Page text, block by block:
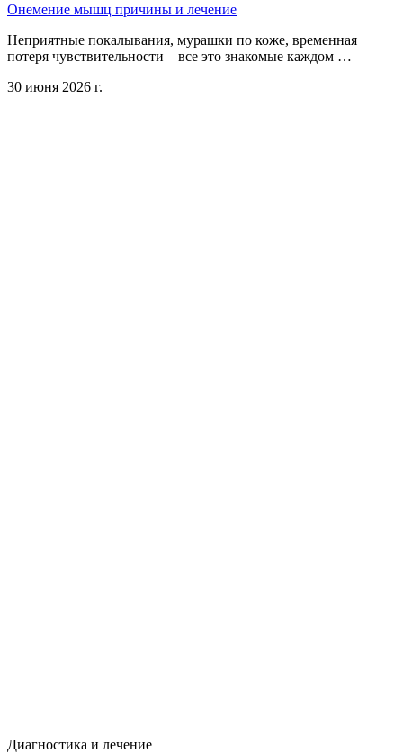
Онемение мышц причины и лечение
Неприятные покалывания, мурашки по коже, временная
потеря чувствительности – все это знакомые каждом …
30 июня 2026 г.
Диагностика и лечение